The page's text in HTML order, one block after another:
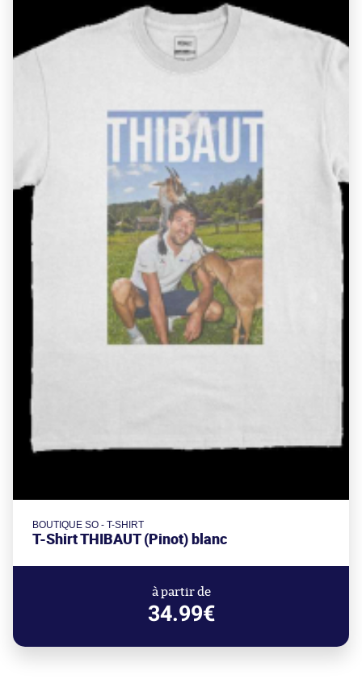
BOUTIQUE SO - T-SHIRT
T-Shirt THIBAUT (Pinot) blanc
à partir de
34.99€